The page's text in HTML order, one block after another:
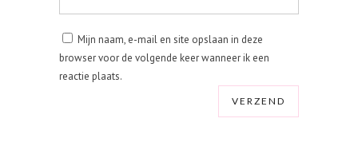
Mijn naam, e-mail en site opslaan in deze
browser voor de volgende keer wanneer ik een
reactie plaats.